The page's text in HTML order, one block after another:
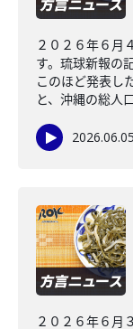
２０２６年６月
す。琉球新報の
このほど発表し
と、沖縄の総人
2026.06.05
２０２６年６月